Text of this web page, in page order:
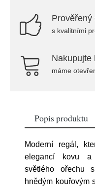
Prověřený
s kvalitními
Nakupujte
máme
Popis produktu
Moderní regál,
elegancí kovu a
světlého ořechu
hnědým kouřovým